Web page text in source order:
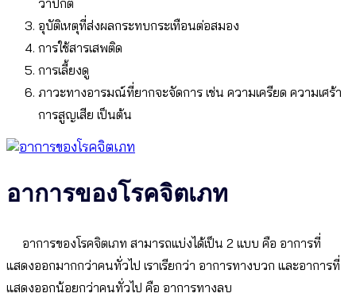
ว่าปกติ
อุบัติเหตุที่ส่งผลกระทบกระเทือนต่อสมอง
การใช้สารเสพติด
การเลี้ยงดู
ภาวะทางอารมณ์ที่ยากจะจัดการ เช่น ความเครียด ความเศร้า
การสูญเสีย เป็นต้น
อาการของโรคจิตเภท
อาการของโรคจิตเภท สามารถแบ่งได้เป็น 2 แบบ คือ อาการที่
แสดงออกมากกว่าคนทั่วไป เราเรียกว่า อาการทางบวก และอาการที่
แสดงออกน้อยกว่าคนทั่วไป คือ อาการทางลบ